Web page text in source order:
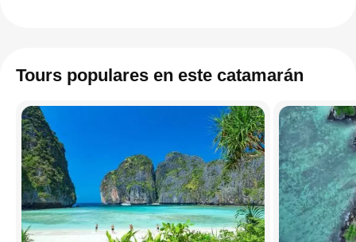
Tours populares en este catamarán